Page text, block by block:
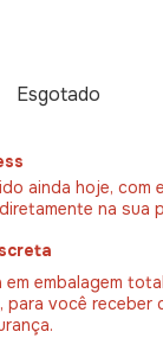
ainda hoje, com
na sua
em embalagem
para você receber